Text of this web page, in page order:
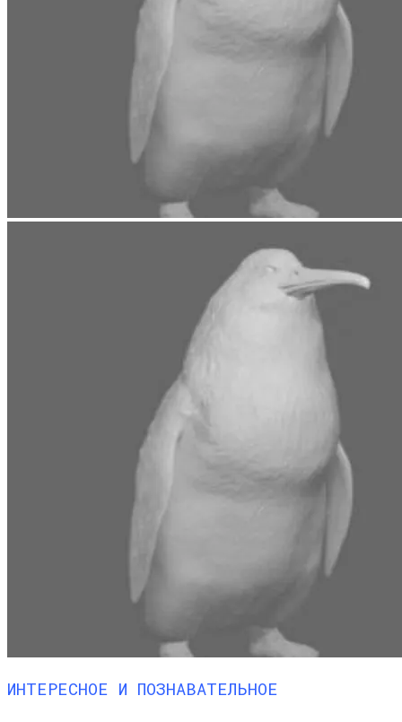
ИНТЕРЕСНОЕ И ПОЗНАВАТЕЛЬНОЕ